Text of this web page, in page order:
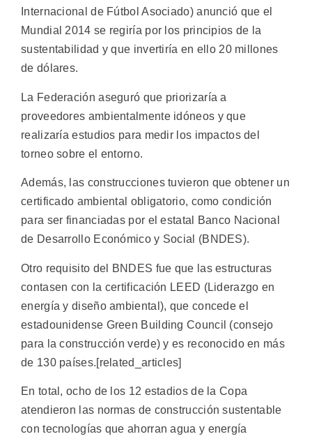
Internacional de Fútbol Asociado) anunció que el
Mundial 2014 se regiría por los principios de la
sustentabilidad y que invertiría en ello 20 millones
de dólares.
La Federación aseguró que priorizaría a
proveedores ambientalmente idóneos y que
realizaría estudios para medir los impactos del
torneo sobre el entorno.
Además, las construcciones tuvieron que obtener un
certificado ambiental obligatorio, como condición
para ser financiadas por el estatal Banco Nacional
de Desarrollo Económico y Social (BNDES).
Otro requisito del BNDES fue que las estructuras
contasen con la certificación LEED (Liderazgo en
energía y diseño ambiental), que concede el
estadounidense Green Building Council (consejo
para la construcción verde) y es reconocido en más
de 130 países.[related_articles]
En total, ocho de los 12 estadios de la Copa
atendieron las normas de construcción sustentable
con tecnologías que ahorran agua y energía